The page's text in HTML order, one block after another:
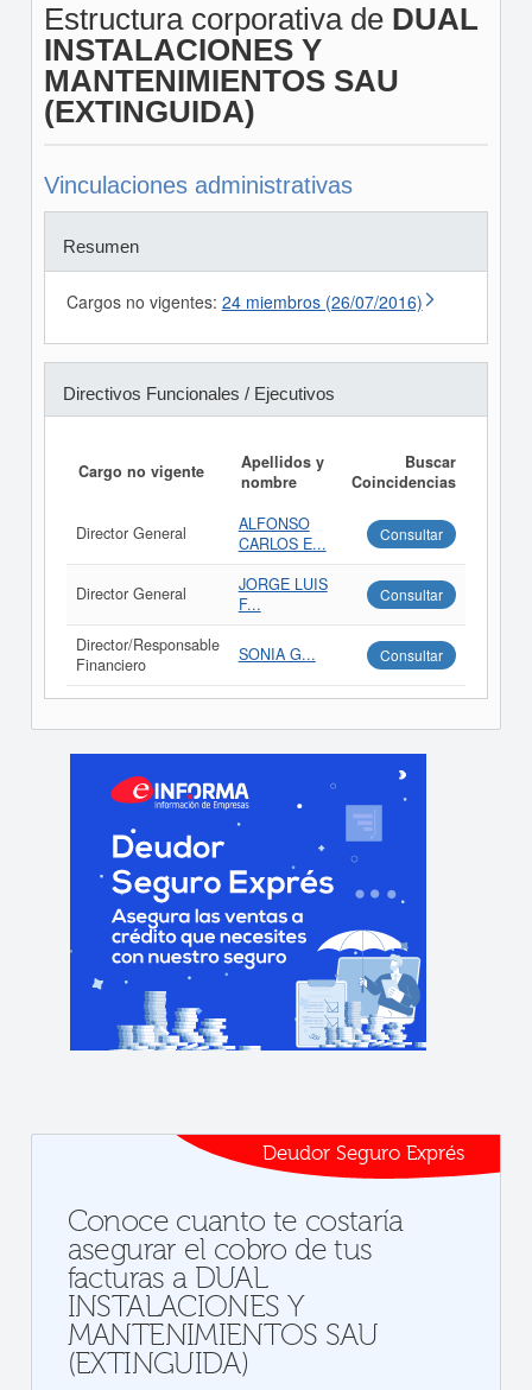
Estructura corporativa de DUAL
INSTALACIONES Y
MANTENIMIENTOS SAU
(EXTINGUIDA)
Vinculaciones administrativas
Resumen
Cargos no vigentes: 24 miembros (26/07/2016)
Directivos Funcionales / Ejecutivos
Cargo no vigente
Apellidos y
nombre
Buscar
Coincidencias
Director General
ALFONSO
CARLOS E...
Consultar
Director General
JORGE LUIS
F...
Consultar
Director/Responsable
Financiero
SONIA G... Consultar
Deudor Seguro Exprés
Conoce cuanto te costaría
asegurar el cobro de tus
facturas a DUAL
INSTALACIONES Y
MANTENIMIENTOS SAU
(EXTINGUIDA)